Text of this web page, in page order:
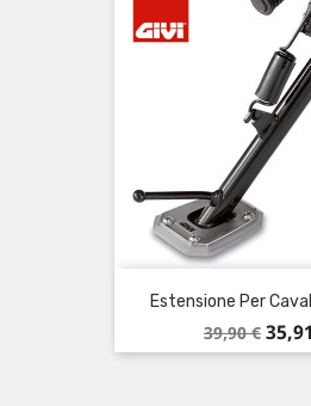
Estensione Per
Prezzo
base
39,90 €